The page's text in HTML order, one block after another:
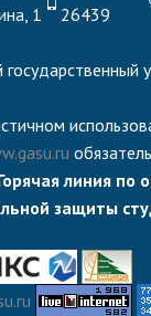
1
26439
линия по
защиты